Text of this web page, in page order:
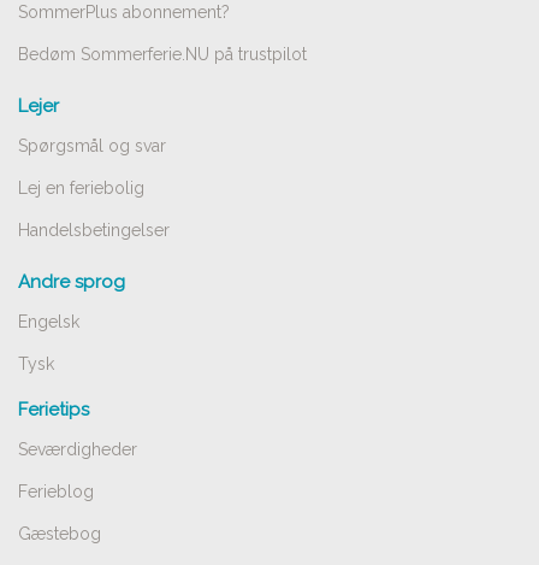
SommerPlus abonnement?
Bedøm Sommerferie.NU på trustpilot
Lejer
Spørgsmål og svar
Lej en feriebolig
Handelsbetingelser
Andre sprog
Engelsk
Tysk
Ferietips
Seværdigheder
Ferieblog
Gæstebog